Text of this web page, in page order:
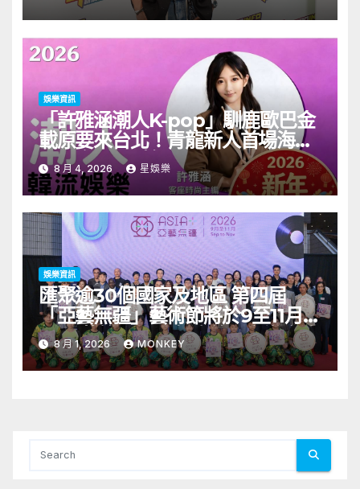
娛樂資訊
「許雅涵潮人K-pop」馴鹿歐巴金
載原要來台北！青龍新人首場海外
見面會8/9開搶
8 月 4, 2026 星娛樂
娛樂資訊
匯聚逾30個國家及地區 第四屆
「亞藝無疆」藝術節將於9至11月舉
行 開幕節目《三角演義》音樂會演
出陣容包括王雙駿夥拍恭碩良 聯同
來自蒙古的Uuhai、韓國的KARDI
8 月 1, 2026 MONKEY